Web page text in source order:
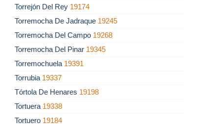
Torrejón Del Rey 19174
Torremocha De Jadraque 19245
Torremocha Del Campo 19268
Torremocha Del Pinar 19345
Torremochuela 19391
Torrubia 19337
Tórtola De Henares 19198
Tortuera 19338
Tortuero 19184